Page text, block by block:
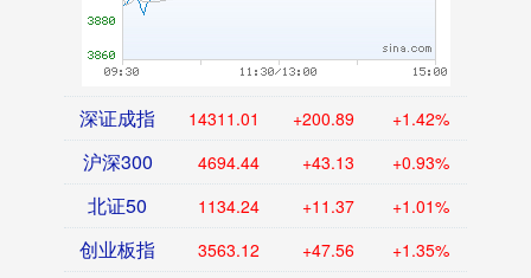
深证成指 14311.01 +200.89 +1.42%
沪深300 4694.44 +43.13 +0.93%
北证50 1134.24 +11.37 +1.01%
创业板指 3563.12 +47.56 +1.35%